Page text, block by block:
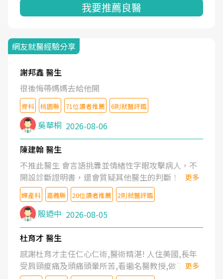
我要推薦良醫
網友就醫經驗分享
謝邦鑫 醫生
很後悔帶媽媽去給他開
骨科 桃園縣 71位讀者推薦 6則就醫評鑑
吳華桐 2026-08-06
陳建翰 醫生
不推此醫生 會言語挑釁並情緒性字眼攻擊病人，不
開設診斷證明書，還會質疑其他醫生的判斷！
更多
婦產科 嘉義縣 20位讀者推薦 2則就醫評鑑
殷迺中 2026-08-05
杜育才 醫生
感謝杜育才主任仁心仁術,醫術精湛! 人住美國,長年
受肩頸痠痛及頭痛頭暈所苦,看遍名醫教授,做了各種
更多